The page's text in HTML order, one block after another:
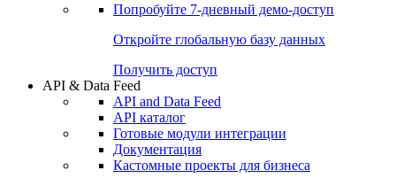
Попробуйте 7-дневный демо-доступ
Откройте глобальную базу данных
Получить доступ
API & Data Feed
API and Data Feed
API каталог
Готовые модули интеграции
Документация
Кастомные проекты для бизнеса